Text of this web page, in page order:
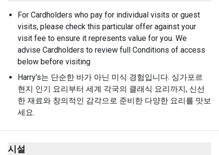
Wednesday 00:00 - 23:59
Thursday 00:00 - 23:59
Friday 00:00 - 23:59
Saturday
Sunday 00:00 - 23:59
For Cardholders who pay for individual visits or guest
visits, please check this particular offer against your
visit fee to ensure it represents value for you. We
advise Cardholders to review full Conditions of access
below before visiting
Harry's는 단순한 바가 아닌 미식 경험입니다. 싱가포르
현지 인기 요리부터 세계 각국의 클래식 요리까지, 신선
한 재료와 창의적인 감각으로 준비한 다양한 요리를 맛보
세요.
시설